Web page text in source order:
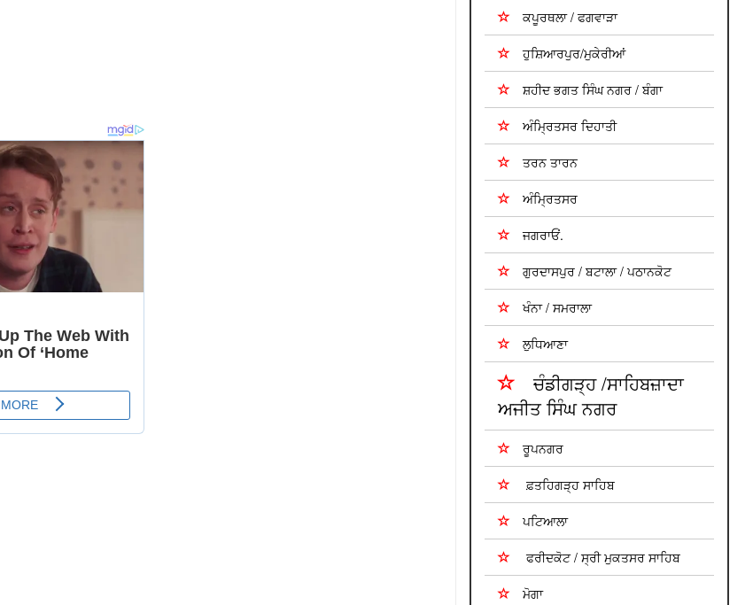
ਕਪੂਰਥਲਾ / ਫਗਵਾੜਾ
ਹੁਸ਼ਿਆਰਪੁਰ/ਮੁਕੇਰੀਆਂ
ਸ਼ਹੀਦ ਭਗਤ ਸਿੰਘ ਨਗਰ / ਬੰਗਾ
ਅੰਮ੍ਰਿਤਸਰ ਦਿਹਾਤੀ
ਤਰਨ ਤਾਰਨ
ਅੰਮ੍ਰਿਤਸਰ
ਜਗਰਾਓਂ.
ਗੁਰਦਾਸਪੁਰ / ਬਟਾਲਾ / ਪਠਾਨਕੋਟ
ਖੰਨਾ / ਸਮਰਾਲਾ
ਲੁਧਿਆਣਾ
ਚੰਡੀਗੜ੍ਹ /ਸਾਹਿਬਜ਼ਾਦਾ
ਅਜੀਤ ਸਿੰਘ ਨਗਰ
ਰੂਪਨਗਰ
ਫ਼ਤਹਿਗੜ੍ਹ ਸਾਹਿਬ
ਪਟਿਆਲਾ
ਫਰੀਦਕੋਟ / ਸ੍ਰੀ ਮੁਕਤਸਰ ਸਾਹਿਬ
ਮੋਗਾ